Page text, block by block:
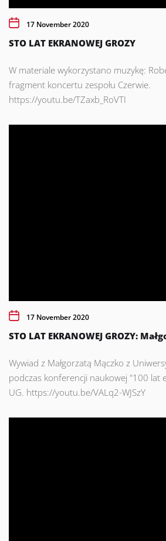
17 November 2020
STO LAT EKRANOWEJ GROZY
W materiale wykorzystano muzykę:
fragment koncertu zespołu Czerwie.
https://youtu.be/TZaxb_RoVTI
17 November 2020
STO LAT EKRANOWEJ GROZY:
Wywiad z Małgorzatą Mączko z
podczas konferencji naukowej "100 lat
UG. https://youtu.be/VALq2-WJSzY